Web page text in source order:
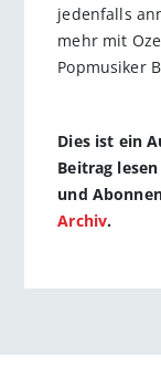
jedenfalls
mehr mit
Popmusiker
Dies ist ein
Beitrag
und
Archiv.